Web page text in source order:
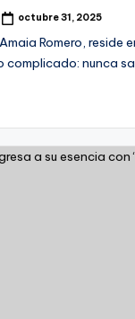
octubre 31, 2025
Romero, reside
complicado: nunca